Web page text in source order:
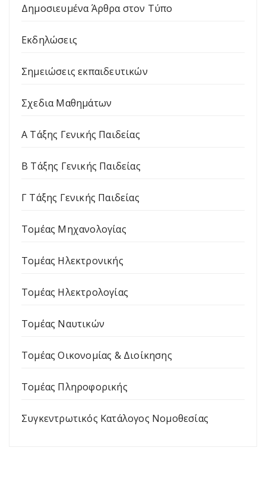
Δημοσιευμένα Άρθρα στον Τύπο
Εκδηλώσεις
Σημειώσεις εκπαιδευτικών
Σχεδια Μαθημάτων
Α Τάξης Γενικής Παιδείας
Β Τάξης Γενικής Παιδείας
Γ Τάξης Γενικής Παιδείας
Τομέας Μηχανολογίας
Τομέας Ηλεκτρονικής
Τομέας Ηλεκτρολογίας
Τομέας Ναυτικών
Τομέας Οικονομίας & Διοίκησης
Τομέας Πληροφορικής
Συγκεντρωτικός Κατάλογος Νομοθεσίας